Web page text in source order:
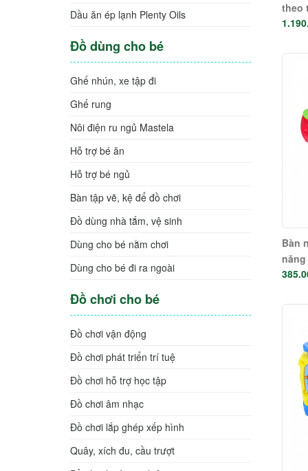
theo
bé -
Bàn
Dầu ăn ép lạnh Plenty Oils
Đồ dùng cho bé
Ghế nhún, xe tập đi
Ghế rung
Nôi điện ru ngủ Mastela
Hỗ trợ bé ăn
Hỗ trợ bé ngủ
Bàn tập vẽ, kệ để đồ chơi
Đồ dùng nhà tắm, vệ sinh
Dùng cho bé nằm chơi
Dùng cho bé đi ra ngoài
Đồ chơi cho bé
Đồ chơi vận động
Đồ chơi phát triển trí tuệ
Đồ chơi hỗ trợ học tập
Đồ chơi âm nhạc
Đồ chơi lắp ghép xếp hình
Quây, xích đu, cầu trượt